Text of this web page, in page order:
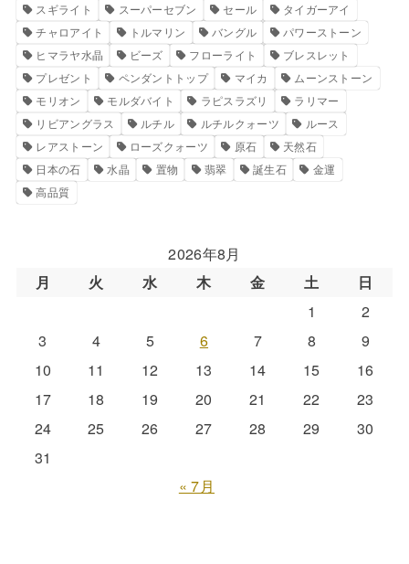
スギライト
スーパーセブン セール
タイガーアイ
チャロアイト
トルマリン バングル
パワーストーン
ヒマラヤ水晶
ビーズ フローライト
ブレスレット
プレゼント
ペンダントトップ マイカ
ムーンストーン
モリオン
モルダバイト ラピスラズリ
ラリマー
リビアングラス
ルチル ルチルクォーツ
ルース
レアストーン
ローズクォーツ 原石
天然石
日本の石
水晶 置物 翡翠 誕生石
金運
高品質
2026年8月
月
火 水 木 金 土
日
1
2
3
4 5 6 7 8
9
10
11 12 13 14 15
16
17
18 19 20 21 22
23
24
25 26 27 28 29
30
31
« 7月